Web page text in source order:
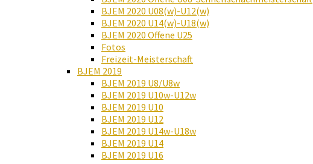
BJEM 2020 U08(w)-U12(w)
BJEM 2020 U14(w)-U18(w)
BJEM 2020 Offene U25
Fotos
Freizeit-Meisterschaft
BJEM 2019
BJEM 2019 U8/U8w
BJEM 2019 U10w-U12w
BJEM 2019 U10
BJEM 2019 U12
BJEM 2019 U14w-U18w
BJEM 2019 U14
BJEM 2019 U16